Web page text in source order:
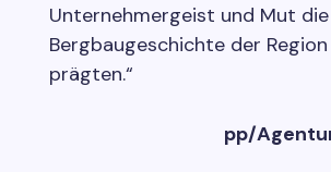
Unternehmergeist und Mut die
Bergbaugeschichte der
prägten.“
pp/